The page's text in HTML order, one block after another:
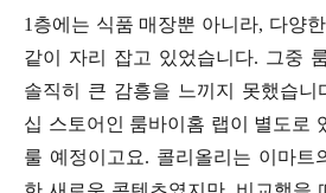
1층에는 식품 매장뿐 아니라, 다양
같이 자리 잡고 있었습니다. 그중
솔직히 큰 감흥을 느끼지 못했습니
십 스토어인 룸바이홈 랩이 별도로
룰 예정이고요. 콜리올리는 이마트